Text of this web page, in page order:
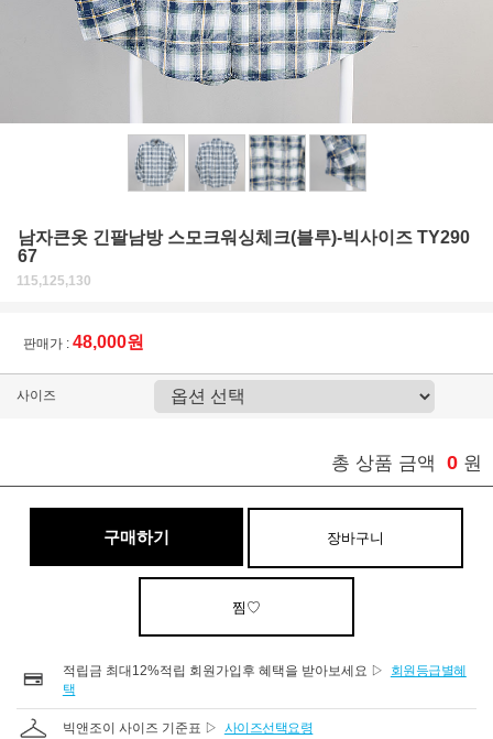
남자큰옷 긴팔남방 스모크워싱체크(블루)-빅사이즈 TY290
67
115,125,130
판매가 : 48,000원
사이즈
총 상품 금액 0 원
구매하기 장바구니
찜♡
적립금 최대12%적립 회원가입후 혜택을 받아보세요 ▷
회원등급별혜
택
빅앤조이 사이즈 기준표 ▷ 사이즈선택요령